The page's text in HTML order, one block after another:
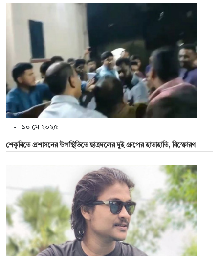
১০ মে ২০২৫
শেকৃবিতে প্রশাসনের উপস্থিতিতে ছাত্রদলের দুই গ্রুপের হাতাহাতি, বিস্ফোরণ